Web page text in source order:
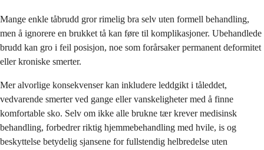
Mange enkle tåbrudd gror rimelig bra selv uten formell behandling,
men å ignorere en brukket tå kan føre til komplikasjoner. Ubehandlede
brudd kan gro i feil posisjon, noe som forårsaker permanent deformitet
eller kroniske smerter.
Mer alvorlige konsekvenser kan inkludere leddgikt i tåleddet,
vedvarende smerter ved gange eller vanskeligheter med å finne
komfortable sko. Selv om ikke alle brukne tær krever medisinsk
behandling, forbedrer riktig hjemmebehandling med hvile, is og
beskyttelse betydelig sjansene for fullstendig helbredelse uten